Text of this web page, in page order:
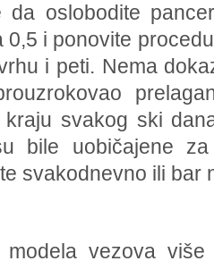
da oslobodite
0,5 i ponovite
i peti. Nema
svakog ski
bile uobičajene
svakodnevno ili
vezova